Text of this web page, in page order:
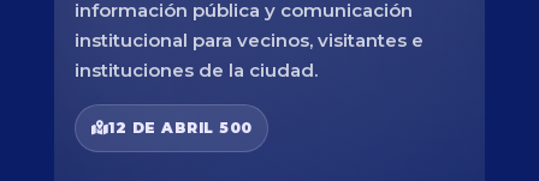
información pública y comunicación
institucional para vecinos, visitantes e
instituciones de la ciudad.
12 DE ABRIL 500